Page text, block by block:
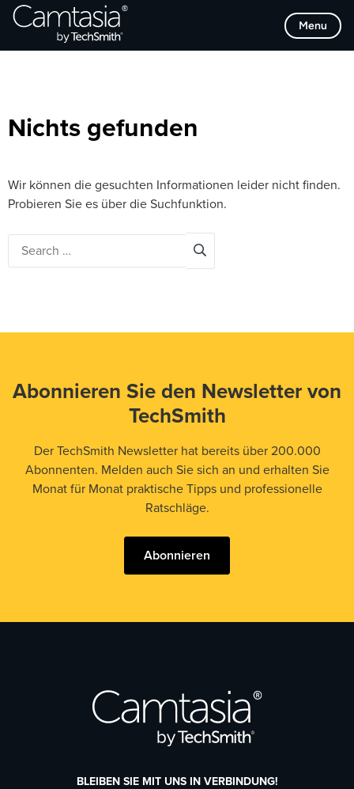
Direkt
zum
Menu
Browse Categories
Nichts gefunden
Wir können die gesuchten Informationen leider nicht finden.
Probieren Sie es über die Suchfunktion.
Abonnieren Sie den Newsletter von
TechSmith
Der TechSmith Newsletter hat bereits über 200.000
Abonnenten. Melden auch Sie sich an und erhalten Sie
Monat für Monat praktische Tipps und professionelle
Ratschläge.
Abonnieren
BLEIBEN SIE MIT UNS IN VERBINDUNG!